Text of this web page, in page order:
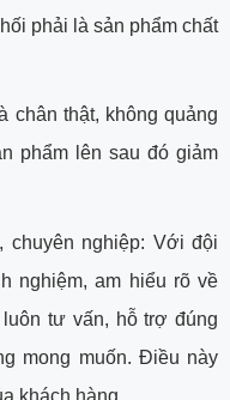
phải là sản phẩm chất
chân thật, không quảng
phẩm lên sau đó giảm
chuyên nghiệp: Với đội
nghiệm, am hiểu rõ về
tư vấn, hỗ trợ đúng
mong muốn. Điều này
khách hàng.